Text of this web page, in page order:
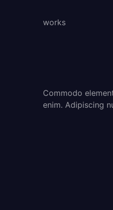
works
Commodo
enim. Adipiscing